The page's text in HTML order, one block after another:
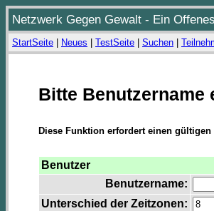
Netzwerk Gegen Gewalt - Ein
StartSeite Neues TestSeite Suchen
Bitte Benutzername
Diese Funktion erfordert einen
Benutzer
Benutzername:
Unterschied der Zeitzonen: